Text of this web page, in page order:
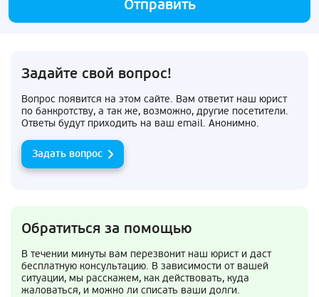
Отправить
Задайте свой вопрос!
Вопрос появится на этом сайте. Вам ответит наш юрист
по банкротству, а так же, возможно, другие посетители.
Ответы будут приходить на ваш email. Анонимно.
Задать вопрос
Обратиться за помощью
В течении минуты вам перезвонит наш юрист и даст
бесплатную консультацию. В зависимости от вашей
ситуации, мы расскажем, как действовать, куда
жаловаться, и можно ли списать ваши долги.